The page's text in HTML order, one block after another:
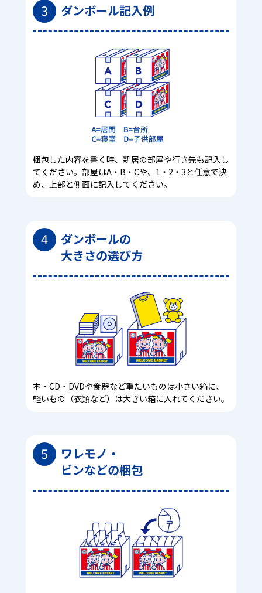
3 ダンボール記入例
梱包した内容を書く時、新居の部屋や行き先も記入し
てください。部屋はA・B・Cや、1・2・3と任意で決
め、上部と側面に記入してください。
4
ダンボールの
大きさの選び方
本・CD・DVDや食器など重たいものは小さい箱に、
軽いもの（衣類など）は大きい箱に入れてください。
5
ワレモノ・
ビンなどの梱包